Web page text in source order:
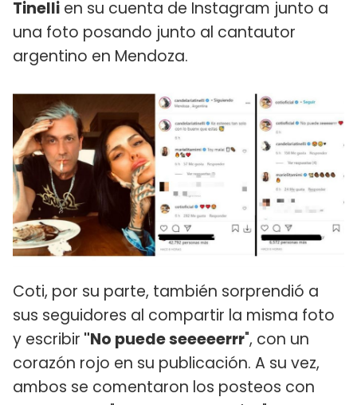
Tinelli en su cuenta de Instagram junto a
una foto posando junto al cantautor
argentino en Mendoza.
Coti, por su parte, también sorprendió a
sus seguidores al compartir la misma foto
y escribir "No puede seeeeerrr", con un
corazón rojo en su publicación. A su vez,
ambos se comentaron los posteos con